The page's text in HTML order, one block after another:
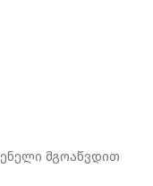
Მგოაწვდით